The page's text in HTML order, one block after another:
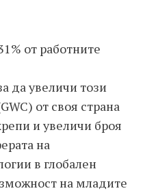
от работните
да увеличи този
от своя страна
и увеличи броя
на
в глобален
на младите